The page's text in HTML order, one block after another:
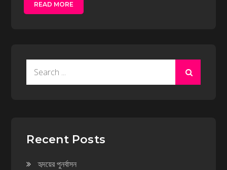
READ MORE
Recent Posts
হৃদয়ের পুনর্বাসন